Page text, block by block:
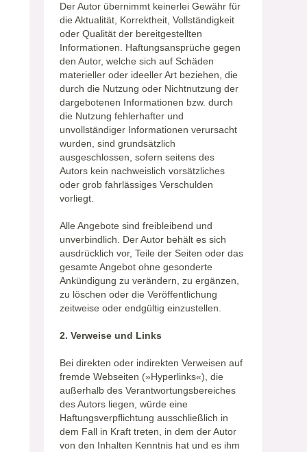
Der Autor übernimmt keinerlei Gewähr für
die Aktualität, Korrektheit, Vollständigkeit
oder Qualität der bereitgestellten
Informationen. Haftungsansprüche gegen
den Autor, welche sich auf Schäden
materieller oder ideeller Art beziehen, die
durch die Nutzung oder Nichtnutzung der
dargebotenen Informationen bzw. durch
die Nutzung fehlerhafter und
unvollständiger Informationen verursacht
wurden, sind grundsätzlich
ausgeschlossen, sofern seitens des
Autors kein nachweislich vorsätzliches
oder grob fahrlässiges Verschulden
vorliegt.
Alle Angebote sind freibleibend und
unverbindlich. Der Autor behält es sich
ausdrücklich vor, Teile der Seiten oder das
gesamte Angebot ohne gesonderte
Ankündigung zu verändern, zu ergänzen,
zu löschen oder die Veröffentlichung
zeitweise oder endgültig einzustellen.
2. Verweise und Links
Bei direkten oder indirekten Verweisen auf
fremde Webseiten (»Hyperlinks«), die
außerhalb des Verantwortungsbereiches
des Autors liegen, würde eine
Haftungsverpflichtung ausschließlich in
dem Fall in Kraft treten, in dem der Autor
von den Inhalten Kenntnis hat und es ihm